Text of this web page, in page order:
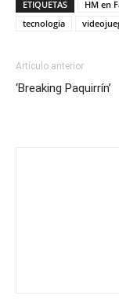
ETIQUETAS HM en
tecnologia
Artículo anterior
‘Breaking Paquirrín’